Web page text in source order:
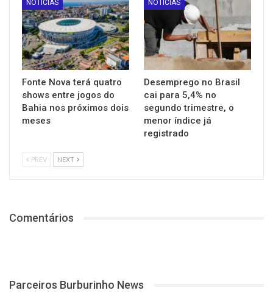
NOTÍCIAS
Fonte Nova terá quatro
shows entre jogos do
Bahia nos próximos dois
meses
NOTÍCIAS
Desemprego no Brasil
cai para 5,4% no
segundo trimestre, o
menor índice já
registrado
PREV NEXT
Comentários
Parceiros Burburinho News